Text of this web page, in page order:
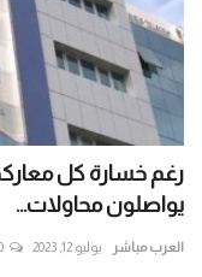
رغم خسارة كل
يواصلون محاولات...
العرب مباشر يوليو 12, 2023